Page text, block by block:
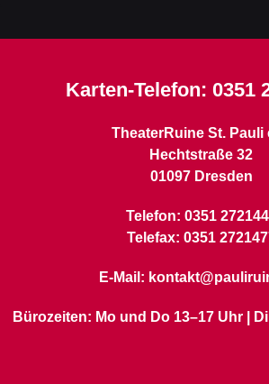
Karten-Telefon:0351
TheaterRuine St. Pauli
Hechtstraße 32
01097 Dresden
Telefon: 0351
Telefax: 0351
E-Mail:
Bürozeiten: Mo und Do 13–17 Uhr |